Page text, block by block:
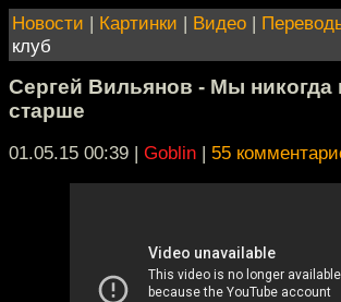
Новости | Картинки | Видео |
клуб
Сергей Вильянов - Мы никогда
старше
01.05.15 00:39 | Goblin | 55